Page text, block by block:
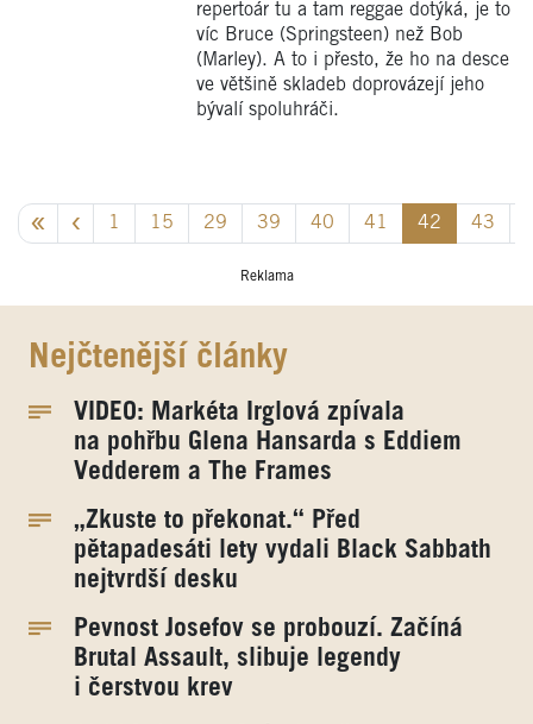
repertoár tu a tam reggae dotýká, je to
víc Bruce (Springsteen) než Bob
(Marley). A to i přesto, že ho na desce
ve většině skladeb doprovázejí jeho
bývalí spoluhráči.
1 15 29 39 40 41 42 43
Reklama
Nejčtenější články
VIDEO: Markéta Irglová zpívala
na pohřbu Glena Hansarda s Eddiem
Vedderem a The Frames
„Zkuste to překonat.“ Před
pětapadesáti lety vydali Black Sabbath
nejtvrdší desku
Pevnost Josefov se probouzí. Začíná
Brutal Assault, slibuje legendy
i čerstvou krev